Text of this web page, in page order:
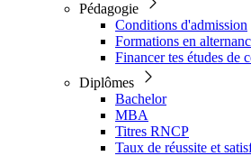
Pédagogie
Conditions d'admission
Formations en
Financer tes études de
Diplômes
Bachelor
MBA
Titres RNCP
Taux de réussite et